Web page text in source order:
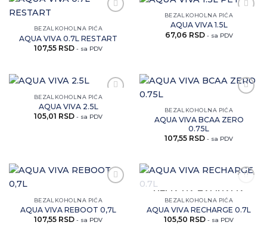
artikal
BEZALKOHOLNA PIĆA
AQUA VIVA 0.7L RESTART
107,55 RSD - sa PDV
Zaprati
artikal
BEZALKOHOLNA PIĆA
AQUA VIVA 1.5L
67,06 RSD - sa PDV
Zaprati
artikal
BEZALKOHOLNA PIĆA
AQUA VIVA 2.5L
105,01 RSD - sa PDV
artikal
BEZALKOHOLNA PIĆA
AQUA VIVA BCAA ZERO
0.75L
107,55 RSD - sa PDV
artikal
BEZALKOHOLNA PIĆA
AQUA VIVA REBOOT 0,7L
107,55 RSD - sa PDV
Zaprati
artikal
NEMA NA ZALIHAMA
BEZALKOHOLNA PIĆA
AQUA VIVA RECHARGE 0.7L
105,50 RSD - sa PDV